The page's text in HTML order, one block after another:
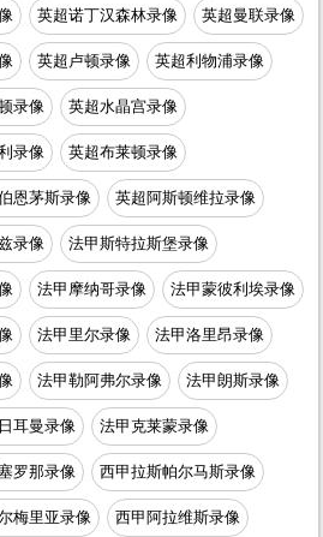
英超诺丁汉森林录像 英超曼联录像
英超卢顿录像 英超利物浦录像
录像 英超水晶宫录像
录像 英超布莱顿录像
恩茅斯录像 英超阿斯顿维拉录像
录像 法甲斯特拉斯堡录像
法甲摩纳哥录像 法甲蒙彼利埃录像
法甲里尔录像 法甲洛里昂录像
法甲勒阿弗尔录像 法甲朗斯录像
耳曼录像 法甲克莱蒙录像
罗那录像 西甲拉斯帕尔马斯录像
梅里亚录像 西甲阿拉维斯录像